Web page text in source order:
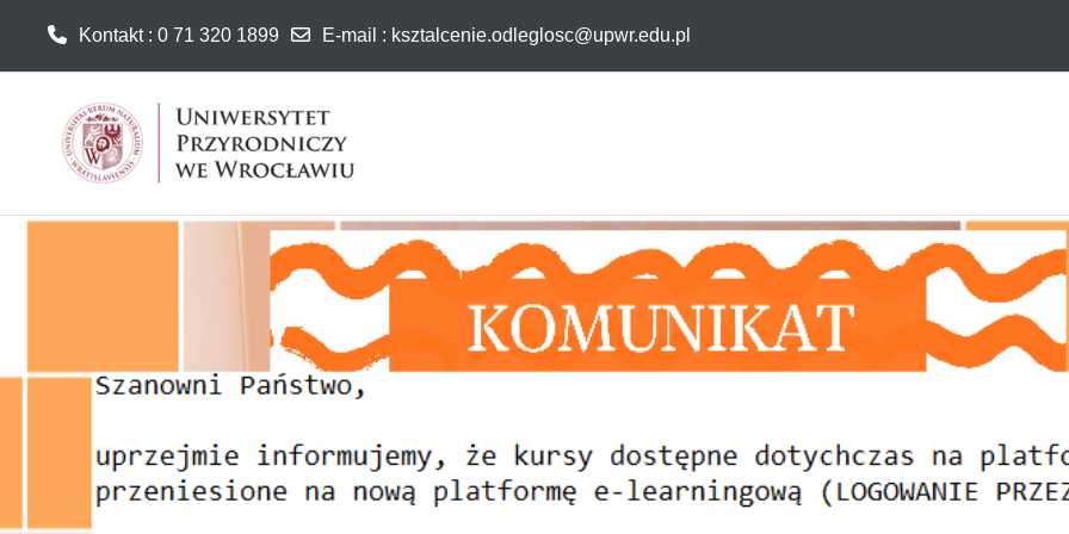
Kontakt : 0 71 320 1899 E-mail : ksztalcenie.odleglosc@upwr.edu.pl